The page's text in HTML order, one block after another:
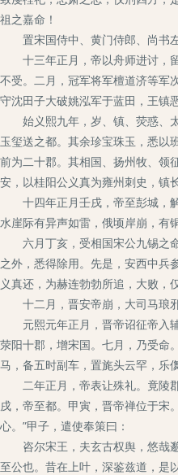
祖之嘉命！
置宋国侍中、黄门侍郎、尚书左
十三年正月，帝以舟师进讨，留
不受。二月，冠军将军檀道济等军
守沈田子大破姚泓军于蓝田，王镇
始义熙九年，岁、镇、荧惑、太
玉玺送之都。其余珍宝珠玉，悉以
前为二十郡。其相国、扬州牧、领
安，以桂阳公义真为雍州刺史，镇
十四年正月壬戌，帝至彭城，解
水崖际有异声如雷，俄顷岸崩，有
六月丁亥，受相国宋公九锡之命
之外，悉得除用。先是，安西中兵
义真还，为赫连勃勃所追，大败，
十二月，晋安帝崩，大司马琅邪
元熙元年正月，晋帝诏征帝入辅
荥阳十郡，增宋国。七月，乃受命
马，备五时副车，置旄头云罕，乐
二年正月，帝表让殊礼。竟陵郡
戌，帝至都。甲寅，晋帝禅位于宋
心。”甲子，遣使奉策曰：
咨尔宋王，夫玄古权舆，悠哉邈
至公也。昔在上叶，深鉴兹道，是